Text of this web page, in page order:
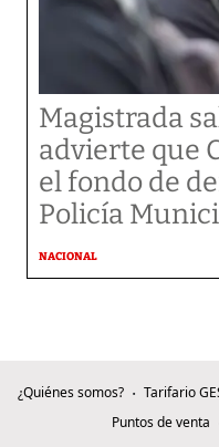
Magistrada
advierte que
el fondo de
Policía
NACIONAL
¿Quiénes somos? Tarifario
Puntos de venta